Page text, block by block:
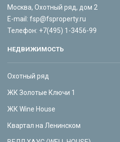
Москва, Охотный ряд, дом 2
E-mail: fsp@fsproperty.ru
Телефон: +7(495) 1-3456-99
НЕДВИЖИМОСТЬ
Охотный ряд
ЖК Золотые Ключи 1
ЖК Wine House
Квартал на Ленинском